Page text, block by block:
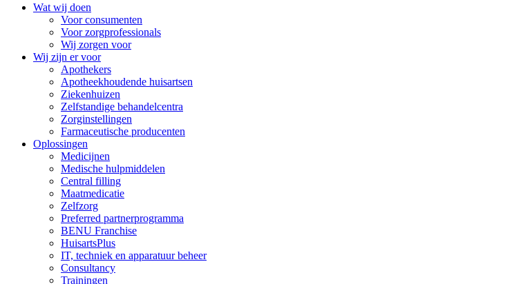
Wat wij doen
Voor consumenten
Voor zorgprofessionals
Wij zorgen voor
Wij zijn er voor
Apothekers
Apotheekhoudende huisartsen
Ziekenhuizen
Zelfstandige behandelcentra
Zorginstellingen
Farmaceutische producenten
Oplossingen
Medicijnen
Medische hulpmiddelen
Central filling
Maatmedicatie
Zelfzorg
Preferred partnerprogramma
BENU Franchise
HuisartsPlus
IT, techniek en apparatuur beheer
Consultancy
Trainingen